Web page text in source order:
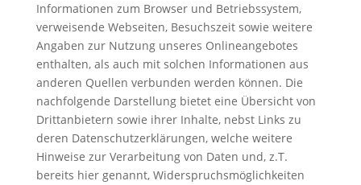
Informationen zum Browser und Betriebssystem,
verweisende Webseiten, Besuchszeit sowie weitere
Angaben zur Nutzung unseres Onlineangebotes
enthalten, als auch mit solchen Informationen aus
anderen Quellen verbunden werden können. Die
nachfolgende Darstellung bietet eine Übersicht von
Drittanbietern sowie ihrer Inhalte, nebst Links zu
deren Datenschutzerklärungen, welche weitere
Hinweise zur Verarbeitung von Daten und, z.T.
bereits hier genannt, Widerspruchsmöglichkeiten